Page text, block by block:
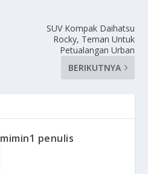
SUV Kompak Daihatsu
Rocky, Teman Untuk
Petualangan Urban
BERIKUTNYA
mimin1 penulis